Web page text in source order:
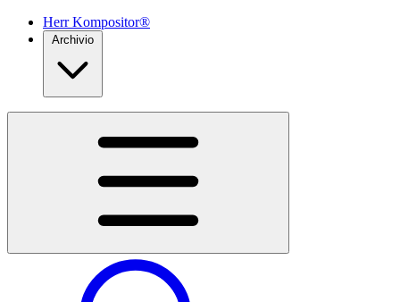
Herr Kompositor®
Archivio